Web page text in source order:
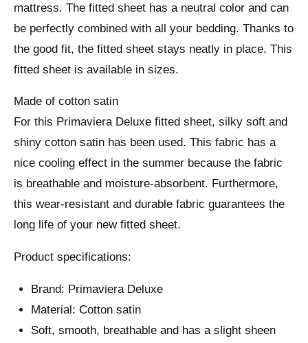
mattress. The fitted sheet has a neutral color and can
be perfectly combined with all your bedding. Thanks to
the good fit, the fitted sheet stays neatly in place. This
fitted sheet is available in sizes.
Made of cotton satin
For this Primaviera Deluxe fitted sheet, silky soft and
shiny cotton satin has been used. This fabric has a
nice cooling effect in the summer because the fabric
is breathable and moisture-absorbent. Furthermore,
this wear-resistant and durable fabric guarantees the
long life of your new fitted sheet.
Product specifications:
Brand: Primaviera Deluxe
Material: Cotton satin
Soft, smooth, breathable and has a slight sheen